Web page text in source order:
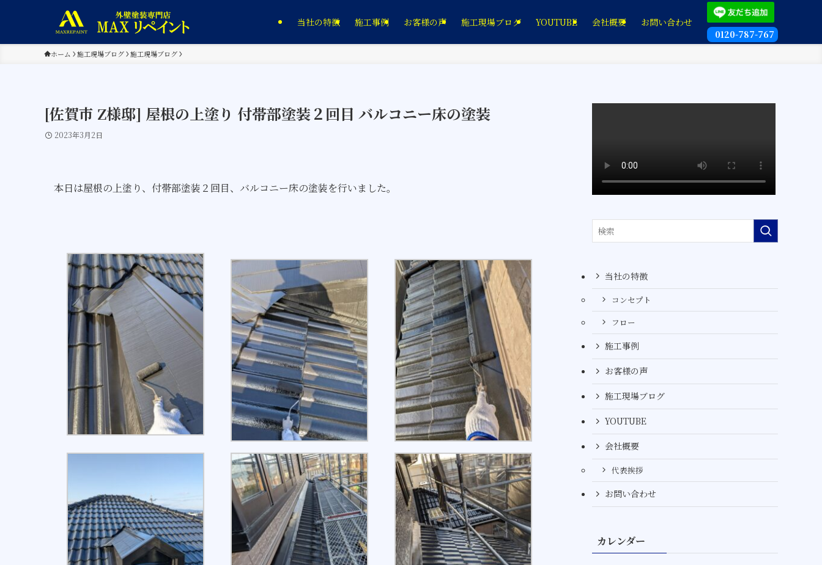
当社の特徴 施工事例 お客様の声 施工現場ブログ YOUTUBE 会社概要
お問い合わせ
0120-787-767
ホーム 施工現場ブログ 施工現場ブログ
[佐賀市 Z様邸] 屋根の上塗り 付帯部塗装２回目 バルコニー床の塗装
2023年3月2日
本日は屋根の上塗り、付帯部塗装２回目、バルコニー床の塗装を行いました。
当社の特徴
コンセプト
フロー
施工事例
お客様の声
施工現場ブログ
YOUTUBE
会社概要
代表挨拶
お問い合わせ
カレンダー